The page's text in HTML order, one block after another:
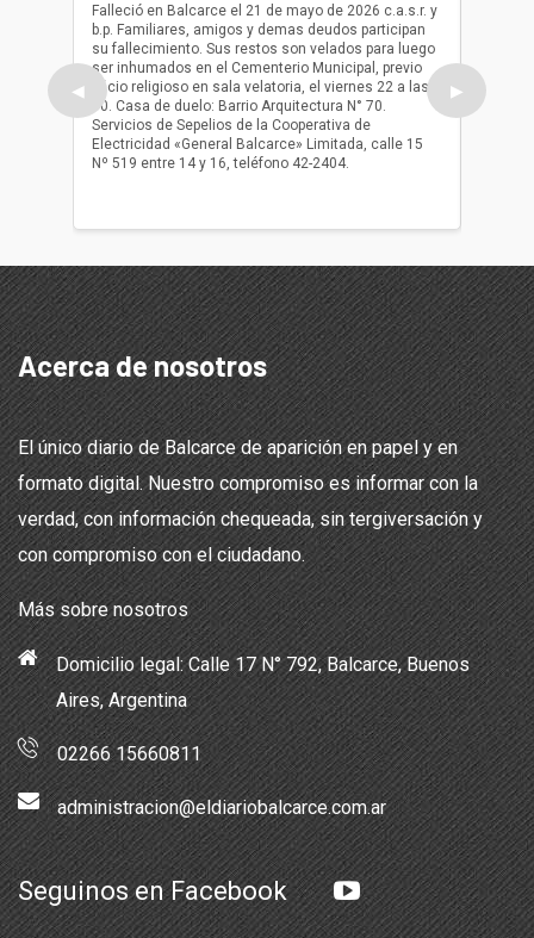
◀
Falleció en Balcarce el 21 de mayo de 2026 c.a.s.r. y
b.p. Familiares, amigos y demas deudos participan
su fallecimiento. Sus restos son velados para luego
ser inhumados en el Cementerio Municipal, previo
oficio religioso en sala velatoria, el viernes 22 a las
10. Casa de duelo: Barrio Arquitectura N° 70.
Servicios de Sepelios de la Cooperativa de
Electricidad «General Balcarce» Limitada, calle 15
Nº 519 entre 14 y 16, teléfono 42-2404.
ser
oficio
▶
Acerca de nosotros
El único diario de Balcarce de aparición en papel y en
formato digital. Nuestro compromiso es informar con la
verdad, con información chequeada, sin tergiversación y
con compromiso con el ciudadano.
Más sobre nosotros
Domicilio legal: Calle 17 N° 792, Balcarce, Buenos
Aires, Argentina
02266 15660811
administracion@eldiariobalcarce.com.ar
Seguinos en Facebook